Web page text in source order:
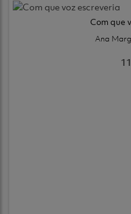
Com que
Ana